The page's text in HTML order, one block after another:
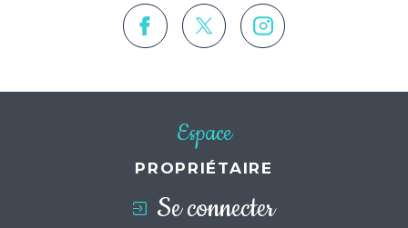
Espace
PROPRIÉTAIRE
Se connecter